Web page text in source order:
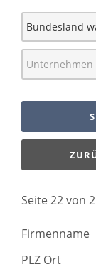
Seite 22 von
Firmenname
PLZ Ort